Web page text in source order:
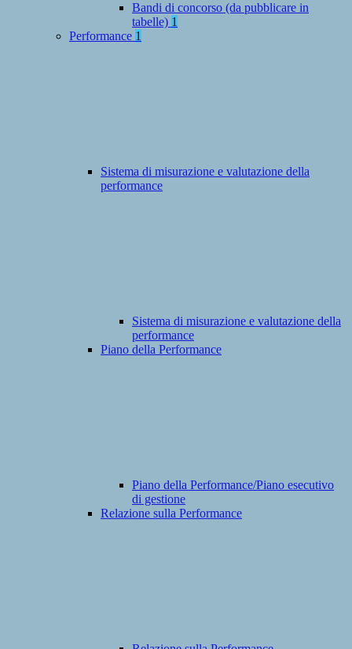
Bandi di concorso (da pubblicare in
tabelle) 1
Performance 1
Sistema di misurazione e valutazione della
performance
Sistema di misurazione e valutazione della
performance
Piano della Performance
Piano della Performance/Piano esecutivo
di gestione
Relazione sulla Performance